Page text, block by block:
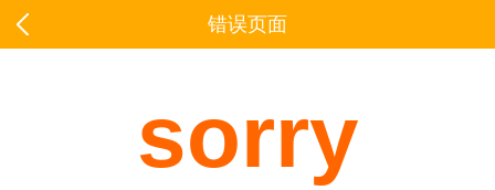
错误页面
sorry